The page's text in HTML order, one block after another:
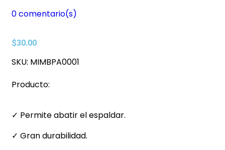
0comentario(s)
$30.00
SKU: MIMBPA0001
Producto:
✓ Permite abatir el espaldar.
✓ Gran durabilidad.